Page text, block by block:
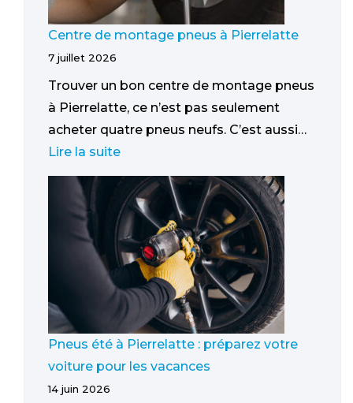
Centre de montage pneus à Pierrelatte
7 juillet 2026
Trouver un bon centre de montage pneus
à Pierrelatte, ce n’est pas seulement
acheter quatre pneus neufs. C’est aussi…
Lire la suite
Pneus été à Pierrelatte : préparez votre
voiture pour les vacances
14 juin 2026